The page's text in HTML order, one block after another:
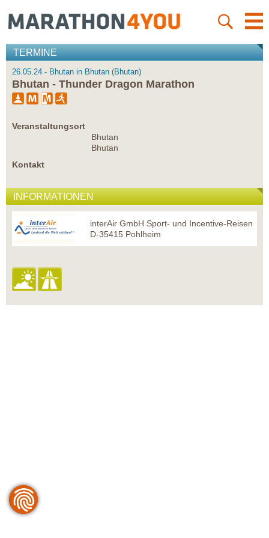
TERMINE
26.05.24 - Bhutan in Bhutan (Bhutan)
Bhutan - Thunder Dragon Marathon
Veranstaltungsort
Bhutan
Bhutan
Kontakt
INFORMATIONEN
interAir GmbH Sport- und Incentive-Reisen
D-35415 Pohlheim